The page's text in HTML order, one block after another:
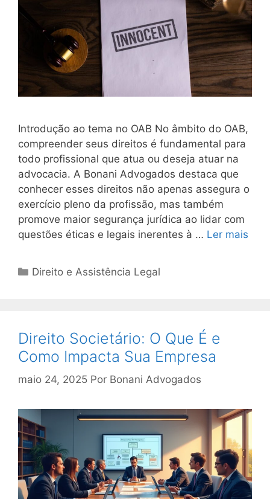
Introdução ao tema no OAB No âmbito do OAB,
compreender seus direitos é fundamental para
todo profissional que atua ou deseja atuar na
advocacia. A Bonani Advogados destaca que
conhecer esses direitos não apenas assegura o
exercício pleno da profissão, mas também
promove maior segurança jurídica ao lidar com
questões éticas e legais inerentes à … Ler mais
Categorias
Direito e Assistência Legal
Direito Societário: O Que É e
Como Impacta Sua Empresa
maio 24, 2025 Por Bonani Advogados